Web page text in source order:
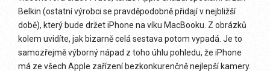
Belkin (ostatní výrobci se pravděpodobně přidají v nejbližší
době), který bude držet iPhone na víku MacBooku. Z obrázků
kolem uvidíte, jak bizarně celá sestava potom vypadá. Je to
samozřejmě výborný nápad z toho úhlu pohledu, že iPhone
má ze všech Apple zařízení bezkonkurenčně nejlepší kamery.